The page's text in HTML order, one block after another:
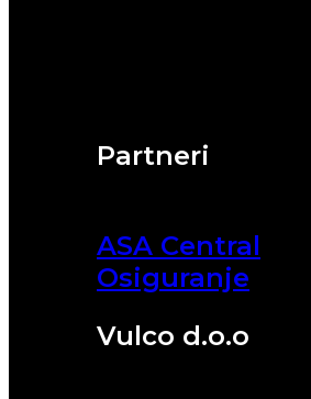
Partneri
ASA Central
Osiguranje
Vulco d.o.o